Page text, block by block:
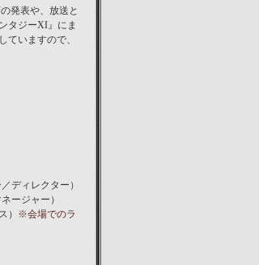
発表や、放送と
タジーXI』にま
ていますので、
ディレクター）
ージャー）
） ※会場でのラ